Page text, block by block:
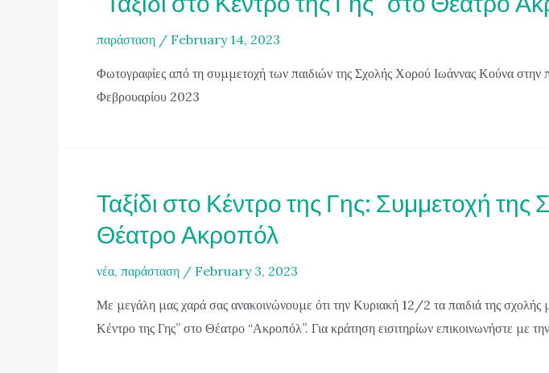
παράσταση / February 14, 2023
Φωτογραφίες από τη συμμετοχή των παιδιών της Σχολής Χορού Ιωάννας Κούνα
Φεβρουαρίου 2023
Ταξίδι στο Κέντρο της Γης: Συμμετοχή
Θέατρο Ακροπόλ
νέα, παράσταση / February 3, 2023
Με μεγάλη μας χαρά σας ανακοινώνουμε ότι την Κυριακή 12/2 τα παιδιά της σχολής
Κέντρο της Γης” στο Θέατρο “Ακροπόλ”. Για κράτηση εισιτηρίων επικοινωνήστε με